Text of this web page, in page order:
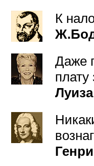
К
Даже
плату